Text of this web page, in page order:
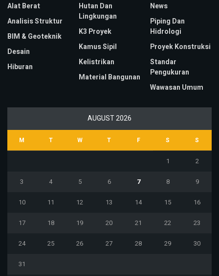
Alat Berat
Analisis Struktur
BIM & Geoteknik
Desain
Hiburan
Hutan Dan
Lingkungan
K3 Proyek
Kamus Sipil
Kelistrikan
Material Bangunan
News
Piping Dan
Hidrologi
Proyek Konstruksi
Standar
Pengukuran
Wawasan Umum
AUGUST 2026
M T W T F S S
1 2
3 4 5 6 7 8 9
10 11 12 13 14 15 16
17 18 19 20 21 22 23
24 25 26 27 28 29 30
31